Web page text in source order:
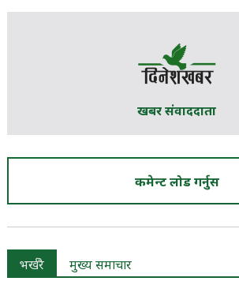
खबर संवाददाता
कमेन्ट लोड गर्नुस
भर्खरै मुख्य समाचार